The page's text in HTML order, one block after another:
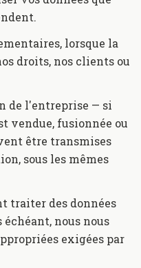
lorsque la
droits, nos clients ou
de l'entreprise — si
vendue, fusionnée ou
être transmises
sous les mêmes
traiter des données
échéant, nous nous
exigées par